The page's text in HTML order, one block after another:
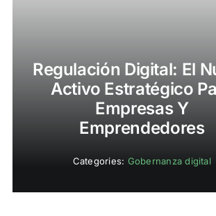
Regulación Digital: El
Activo Estratégico
Empresas Y
Emprendedores
Categories: Gobernanza digital